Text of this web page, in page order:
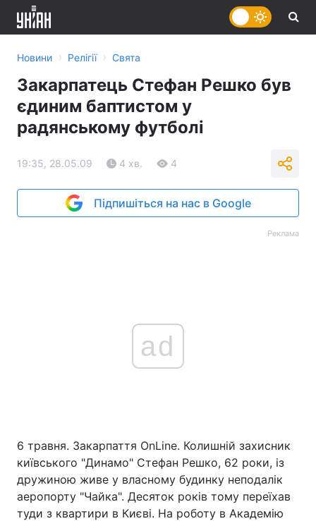
Новини › Релігії › Свята
Закарпатець Стефан Решко був
єдиним баптистом у
радянському футболі
19:35, 28.05.09 4 хв. 4
Підпишіться на нас в Google
Реклама
ad
6 травня. Закарпаття OnLine. Колишній захисник
київського "Динамо" Стефан Решко, 62 роки, із
дружиною живе у власному будинку неподалік
аеропорту "Чайка". Десяток років тому переїхав
туди з квартири в Києві. На роботу в Академію